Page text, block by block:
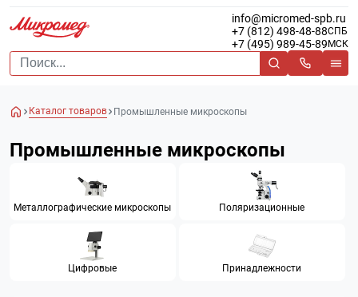
info@micromed-spb.ru
+7 (812) 498-48-88СПБ
+7 (495) 989-45-89 МСК
Каталог товаров Промышленные микроскопы
Промышленные микроскопы
Металлографические микроскопы Поляризационные
Цифровые Принадлежности